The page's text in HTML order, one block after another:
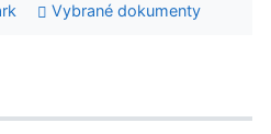
Vybrané dokumenty